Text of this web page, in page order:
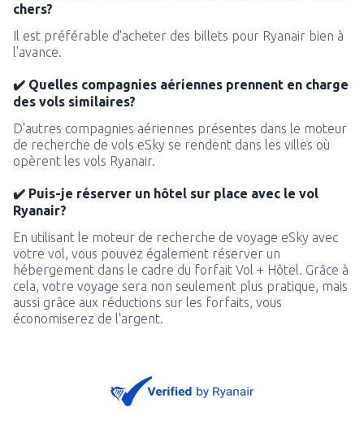
chers?
Il est préférable d'acheter des billets pour Ryanair bien à
l'avance.
✔️ Quelles compagnies aériennes prennent en charge
des vols similaires?
D'autres compagnies aériennes présentes dans le moteur
de recherche de vols eSky se rendent dans les villes où
opèrent les vols Ryanair.
✔️ Puis-je réserver un hôtel sur place avec le vol
Ryanair?
En utilisant le moteur de recherche de voyage eSky avec
votre vol, vous pouvez également réserver un
hébergement dans le cadre du forfait Vol + Hôtel. Grâce à
cela, votre voyage sera non seulement plus pratique, mais
aussi grâce aux réductions sur les forfaits, vous
économiserez de l'argent.